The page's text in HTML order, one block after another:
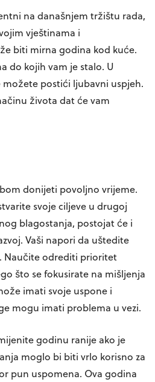
na današnjem tržištu rada,
vještinama i
biti mirna godina kod kuće.
do kojih vam je stalo. U
postići ljubavni uspjeh.
života dat će vam
donijeti povoljno vrijeme.
svoje ciljeve u drugoj
blagostanja, postojat će i
Vaši napori da uštedite
Naučite odrediti prioritet
što se fokusirate na mišljenja
imati svoje uspone i
mogu imati problema u vezi.
godinu ranije ako je
moglo bi biti vrlo korisno za
pun uspomena. Ova godina